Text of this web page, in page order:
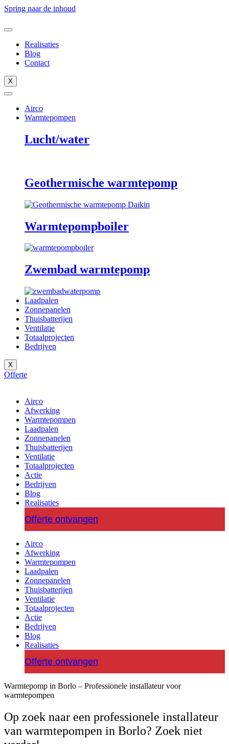
Spring naar de inhoud
Realisaties
Blog
Contact
X
Airco
Warmtepompen
Lucht/water
Geothermische warmtepomp
Warmtepompboiler
Zwembad warmtepomp
Laadpalen
Zonnepanelen
Thuisbatterijen
Ventilatie
Totaalprojecten
Bedrijven
X
Offerte
Airco
Afwerking
Warmtepompen
Laadpalen
Zonnepanelen
Thuisbatterijen
Ventilatie
Totaalprojecten
Actie
Bedrijven
Blog
Realisaties
Offerte ontvangen
Airco
Afwerking
Warmtepompen
Laadpalen
Zonnepanelen
Thuisbatterijen
Ventilatie
Totaalprojecten
Actie
Bedrijven
Blog
Realisaties
Offerte ontvangen
Warmtepomp in Borlo – Professionele installateur voor
warmtepompen
Op zoek naar een professionele installateur
van warmtepompen in Borlo? Zoek niet